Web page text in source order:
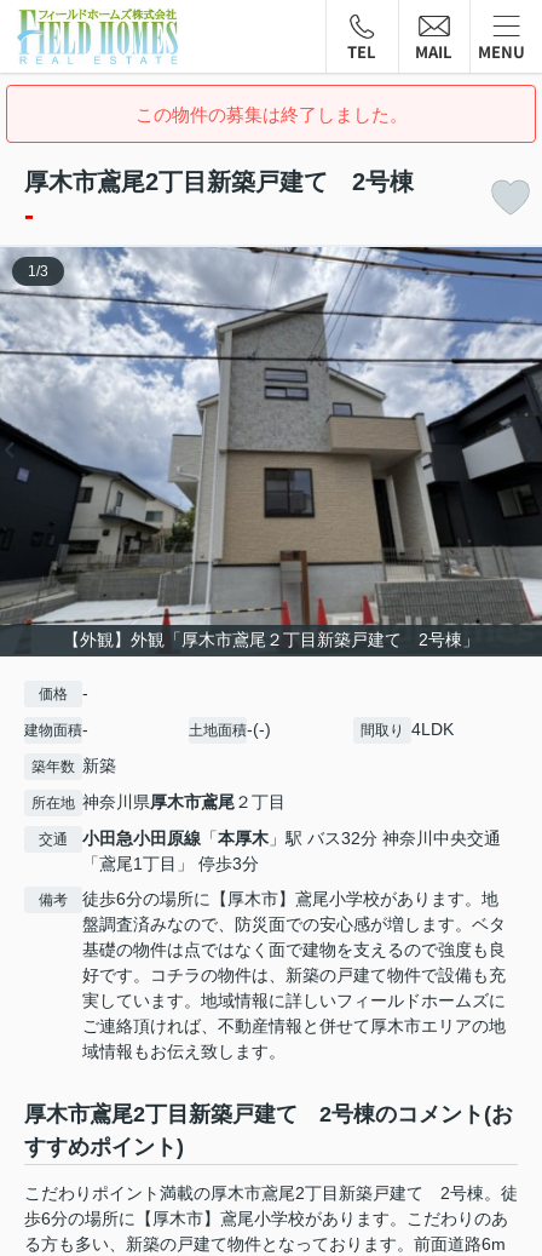
TEL MAIL MENU
この物件の募集は終了しました。
厚木市鳶尾2丁目新築戸建て 2号棟
-
【外観】外観「厚木市鳶尾２丁目新築戸建て 2号棟」
1 /3
価格 -
建物面積- 土地面積-(-) 間取り 4LDK
築年数 新築
所在地 神奈川県厚木市鳶尾２丁目
交通 小田急小田原線 「本厚木 」駅 バス32分 神奈川中央交通
「鳶尾1丁目」 停歩3分
備考
徒歩6分の場所に【厚木市】鳶尾小学校があります。地
盤調査済みなので、防災面での安心感が増します。ベタ
基礎の物件は点ではなく面で建物を支えるので強度も良
好です。コチラの物件は、新築の戸建て物件で設備も充
実しています。地域情報に詳しいフィールドホームズに
ご連絡頂ければ、不動産情報と併せて厚木市エリアの地
域情報もお伝え致します。
厚木市鳶尾2丁目新築戸建て 2号棟のコメント(お
すすめポイント)
こだわりポイント満載の厚木市鳶尾2丁目新築戸建て 2号棟。徒
歩6分の場所に【厚木市】鳶尾小学校があります。こだわりのあ
る方も多い、新築の戸建て物件となっております。前面道路6m